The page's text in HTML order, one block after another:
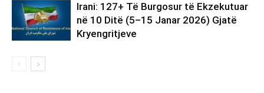
Irani: 127+ Të Burgosur të Ekzekutuar
në 10 Ditë (5–15 Janar 2026) Gjatë
Kryengritjeve